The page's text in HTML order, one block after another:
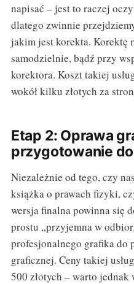
napisać – jest to raczej
dlatego zwinnie
jakim jest korekta. Korektę
samodzielnie, bądź przy
korektora. Koszt takiej
wokół kilku złotych za
Etap 2: Oprawa
przygotowanie
Niezależnie od tego, czy
książka o prawach fizyki,
wersja finalna powinna się
prostu „przyjemna w
profesjonalnego grafika do
graficznej. Ceny takiej
500 złotych – warto